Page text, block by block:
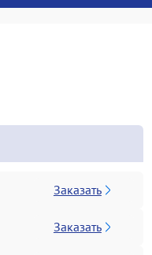
Заказать
Заказать